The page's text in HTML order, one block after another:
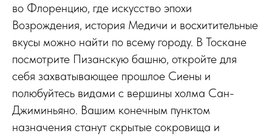
во Флоренцию, где искусство эпохи
Возрождения, история Медичи и восхитительные
вкусы можно найти по всему городу. В Тоскане
посмотрите Пизанскую башню, откройте для
себя захватывающее прошлое Сиены и
полюбуйтесь видами с вершины холма Сан-
Джиминьяно. Вашим конечным пунктом
назначения станут скрытые сокровища и